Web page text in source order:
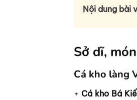
Nội dung bài
Sở dĩ,
Cá kho làng
+Cá kho Bá